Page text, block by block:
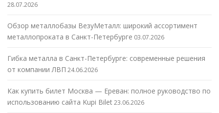
28.07.2026
Обзор металлобазы ВезуМеталл: широкий ассортимент
металлопроката в Санкт-Петербурге 03.07.2026
Гибка металла в Санкт-Петербурге: современные решения
от компании ЛВП 24.06.2026
Как купить билет Москва — Ереван: полное руководство по
использованию сайта Kupi Bilet23.06.2026